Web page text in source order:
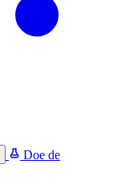
Doe de